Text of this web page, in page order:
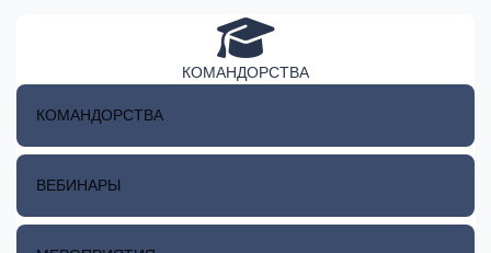
КОМАНДОРСТВА
КОМАНДОРСТВА
ВЕБИНАРЫ